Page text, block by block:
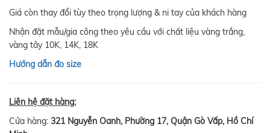
Giá còn thay đổi tùy theo trọng lượng & ni tay của khách hàng
Nhận đặt mẫu/gia công theo yêu cầu với chất liệu vàng trắng,
vàng tây 10K, 14K, 18K
Hướng dẫn đo size
Liên hệ đặt hàng:
Cửa hàng: 321 Nguyễn Oanh, Phường 17, Quận Gò Vấp, Hồ Chí